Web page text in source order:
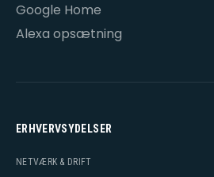
Google Home
Alexa opsætning
ERHVERVSYDELSER
NETVÆRK & DRIFT